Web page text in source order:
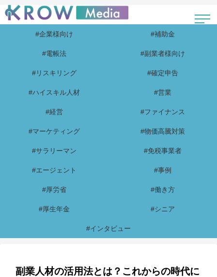
#企業様向け #補助金
#電帳法 #副業者様向け
#リスキリング #確定申告
#ハイスキル人材 #営業
#経営 #ファイナンス
#マーケティング #物価高騰対策
#サラリーマン #免税事業者
#エージェント #事例
#厚労省 #働き方
#厚生年金 #シニア
#インタビュー
副業人材の活用法とは？これからの時代に